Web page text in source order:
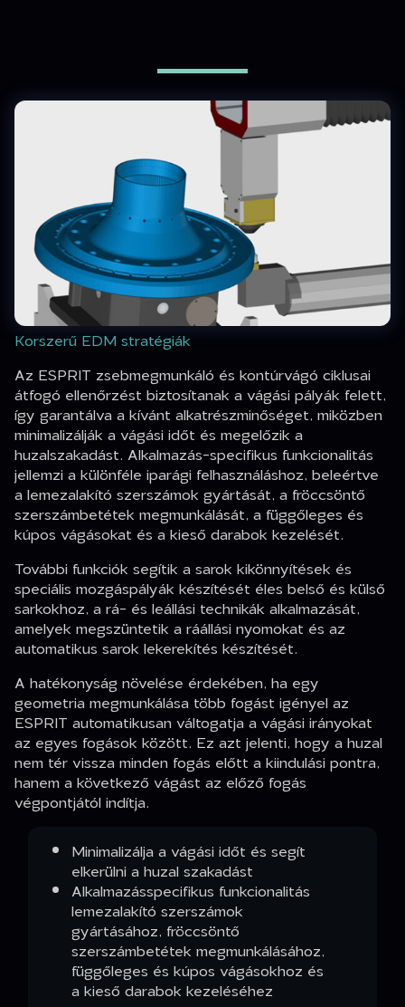
Korszerű EDM stratégiák
Az ESPRIT zsebmegmunkáló és kontúrvágó ciklusai
átfogó ellenőrzést biztosítanak a vágási pályák felett,
így garantálva a kívánt alkatrészminőséget, miközben
minimalizálják a vágási időt és megelőzik a
huzalszakadást. Alkalmazás-specifikus funkcionalitás
jellemzi a különféle iparági felhasználáshoz, beleértve
a lemezalakító szerszámok gyártását, a fröccsöntő
szerszámbetétek megmunkálását, a függőleges és
kúpos vágásokat és a kieső darabok kezelését.
További funkciók segítik a sarok kikönnyítések és
speciális mozgáspályák készítését éles belső és külső
sarkokhoz, a rá- és leállási technikák alkalmazását,
amelyek megszüntetik a ráállási nyomokat és az
automatikus sarok lekerekítés készítését.
A hatékonyság növelése érdekében, ha egy
geometria megmunkálása több fogást igényel az
ESPRIT automatikusan váltogatja a vágási irányokat
az egyes fogások között. Ez azt jelenti, hogy a huzal
nem tér vissza minden fogás előtt a kiindulási pontra,
hanem a következő vágást az előző fogás
végpontjától indítja.
Minimalizálja a vágási időt és segít
elkerülni a huzal szakadást
Alkalmazásspecifikus funkcionalitás
lemezalakító szerszámok
gyártásához, fröccsöntő
szerszámbetétek megmunkálásához,
függőleges és kúpos vágásokhoz és
a kieső darabok kezeléséhez